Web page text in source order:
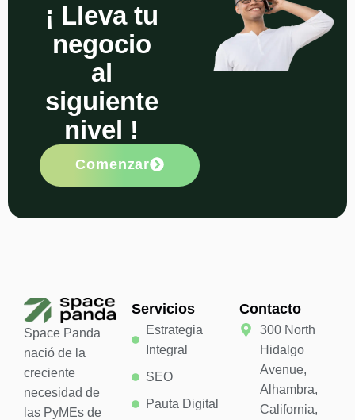
¡ Lleva tu
negocio
al
siguiente
nivel !
Comenzar
Space Panda
nació de la
creciente
necesidad de
las PyMEs de
Servicios
Estrategia
Integral
SEO
Pauta Digital
Contacto
300 North
Hidalgo
Avenue,
Alhambra,
California,